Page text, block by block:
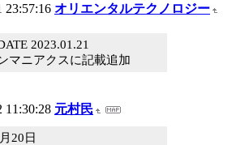
23:57:16 オリエンタルテクノロジー
2023.01.21
マニアクスに記載追加
11:30:28 元村民
20日